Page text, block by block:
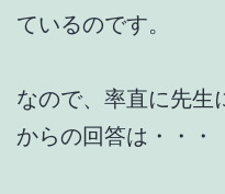
ているのです。
なので、率直に先生
からの回答は・・・